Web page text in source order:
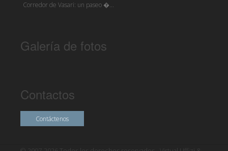
Corredor de Vasari: un paseo �...
Galería de fotos
Contactos
Contáctenos